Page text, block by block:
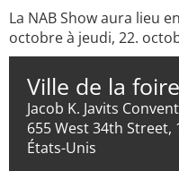
La NAB Show aura lieu
octobre à jeudi, 22.
Ville de la
Jacob K. Javits
655 West 34th Street,
États-Unis